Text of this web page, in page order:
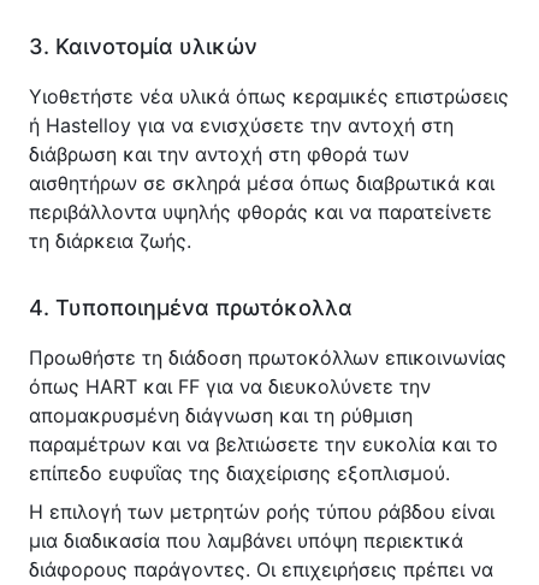
3. Καινοτομία υλικών
Υιοθετήστε νέα υλικά όπως κεραμικές επιστρώσεις
ή Hastelloy για να ενισχύσετε την αντοχή στη
διάβρωση και την αντοχή στη φθορά των
αισθητήρων σε σκληρά μέσα όπως διαβρωτικά και
περιβάλλοντα υψηλής φθοράς και να παρατείνετε
τη διάρκεια ζωής.
4. Τυποποιημένα πρωτόκολλα
Προωθήστε τη διάδοση πρωτοκόλλων επικοινωνίας
όπως HART και FF για να διευκολύνετε την
απομακρυσμένη διάγνωση και τη ρύθμιση
παραμέτρων και να βελτιώσετε την ευκολία και το
επίπεδο ευφυΐας της διαχείρισης εξοπλισμού.
Η επιλογή των μετρητών ροής τύπου ράβδου είναι
μια διαδικασία που λαμβάνει υπόψη περιεκτικά
διάφορους παράγοντες. Οι επιχειρήσεις πρέπει να